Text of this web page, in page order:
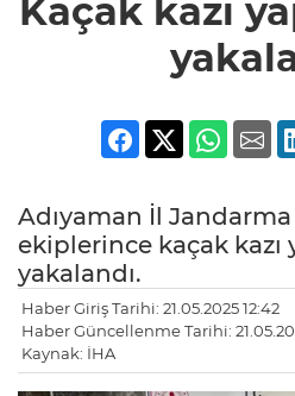
yakalandı
Kaçak kazı
Adıyaman İl Jandarma
ekiplerince kaçak kazı
yakalandı.
Haber Giriş Tarihi: 21.05.2025 12:42
Haber Güncellenme Tarihi:
Kaynak: İHA